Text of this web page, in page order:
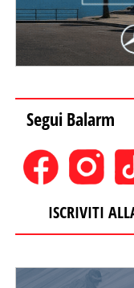
Segui Balarm
ISCRIVITI